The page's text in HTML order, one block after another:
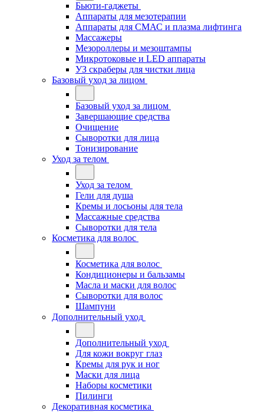
Бьюти-гаджеты
Аппараты для мезотерапии
Аппараты для СМАС и плазма лифтинга
Массажеры
Мезороллеры и мезоштампы
Микротоковые и LED аппараты
УЗ скраберы для чистки лица
Базовый уход за лицом
Базовый уход за лицом
Завершающие средства
Очищение
Сыворотки для лица
Тонизирование
Уход за телом
Уход за телом
Гели для душа
Кремы и лосьоны для тела
Массажные средства
Сыворотки для тела
Косметика для волос
Косметика для волос
Кондиционеры и бальзамы
Масла и маски для волос
Сыворотки для волос
Шампуни
Дополнительный уход
Дополнительный уход
Для кожи вокруг глаз
Кремы для рук и ног
Маски для лица
Наборы косметики
Пилинги
Декоративная косметика